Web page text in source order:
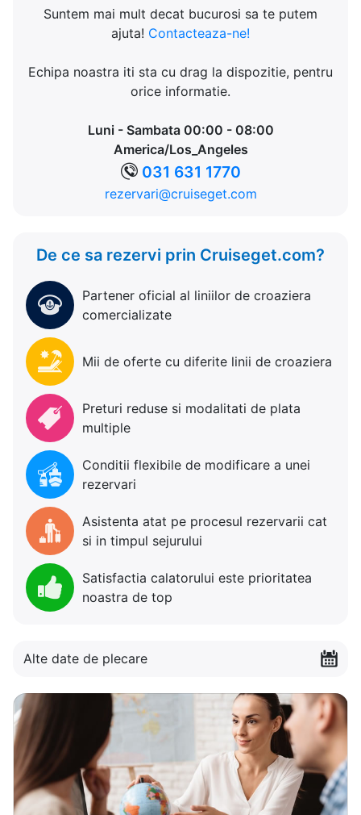
Suntem mai mult decat bucurosi sa te putem
ajuta! Contacteaza-ne!
Echipa noastra iti sta cu drag la dispozitie, pentru
orice informatie.
Luni - Sambata 00:00 - 08:00
America/Los_Angeles
031 631 1770
rezervari@cruiseget.com
De ce sa rezervi prin Cruiseget.com?
Partener oficial al liniilor de croaziera
comercializate
Mii de oferte cu diferite linii de croaziera
Preturi reduse si modalitati de plata
multiple
Conditii flexibile de modificare a unei
rezervari
Asistenta atat pe procesul rezervarii cat
si in timpul sejurului
Satisfactia calatorului este prioritatea
noastra de top
Alte date de plecare